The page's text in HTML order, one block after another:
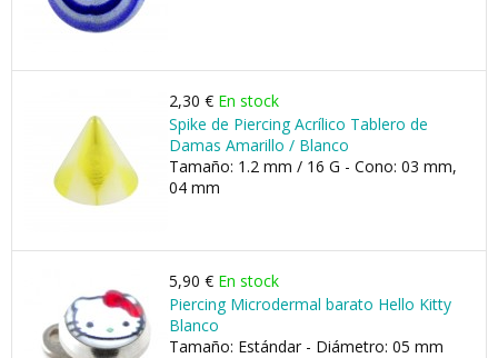
2,30 € En stock
Spike de Piercing Acrílico Tablero de
Damas Amarillo / Blanco
Tamaño: 1.2 mm / 16 G - Cono: 03 mm,
04 mm
5,90 € En stock
Piercing Microdermal barato Hello Kitty
Blanco
Tamaño: Estándar - Diámetro: 05 mm